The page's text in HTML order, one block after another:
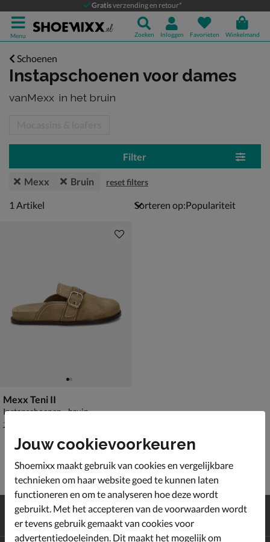
Gratisverzending en retour*
Menu Zoeken Inloggen Favorieten Winkelmand
Schoenen
Instapschoenen voor dames
vanMexx in het bruin
Filter
Mexx Bruin reset filters
1 artikel
1 Artikel Sorteren op:
Mexx Teni II
Instapschoenen - bruin
van € 79,99 voor € 55,99
79
Gratisverzending en retour*
Achterafbetalen
Jouw cookievoorkeuren
Shoemixx maakt gebruik van cookies en vergelijkbare
technieken om haar website goed te kunnen laten
functioneren en om te analyseren hoe deze wordt
gebruikt. Met het accepteren van de voorwaarden wordt
er tevens gebruik gemaakt van cookies voor
advertentiedoeleinden. Dit maakt het mogelijk om